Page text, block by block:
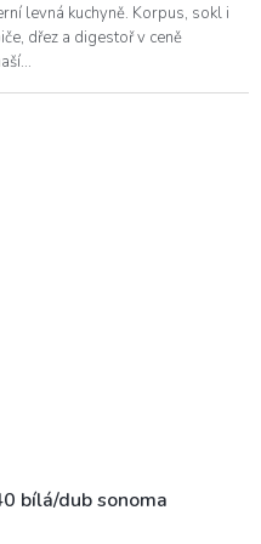
levná kuchyně. Korpus, sokl i
dřez a digestoř v ceně
bílá/dub sonoma